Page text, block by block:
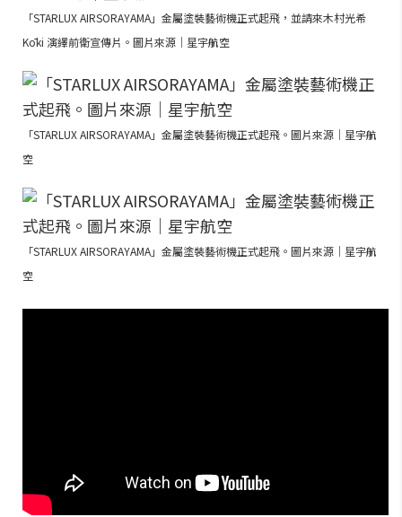
「STARLUX AIRSORAYAMA」金屬塗裝藝術機正式起飛，並請來木村光希
Kōki 演繹前衛宣傳片。圖片來源｜星宇航空
「STARLUX AIRSORAYAMA」金屬塗裝藝術機正式起飛。圖片來源｜星宇航
空
「STARLUX AIRSORAYAMA」金屬塗裝藝術機正式起飛。圖片來源｜星宇航
空